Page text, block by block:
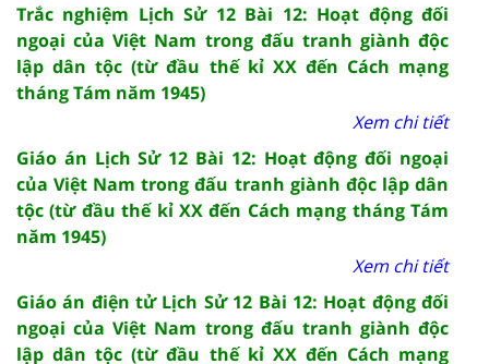
Trắc nghiệm Lịch Sử 12 Bài 12: Hoạt động đối
ngoại của Việt Nam trong đấu tranh giành độc
lập dân tộc (từ đầu thế kỉ XX đến Cách mạng
tháng Tám năm 1945)
Xem chi tiết
Giáo án Lịch Sử 12 Bài 12: Hoạt động đối ngoại
của Việt Nam trong đấu tranh giành độc lập dân
tộc (từ đầu thế kỉ XX đến Cách mạng tháng Tám
năm 1945)
Xem chi tiết
Giáo án điện tử Lịch Sử 12 Bài 12: Hoạt động đối
ngoại của Việt Nam trong đấu tranh giành độc
lập dân tộc (từ đầu thế kỉ XX đến Cách mạng